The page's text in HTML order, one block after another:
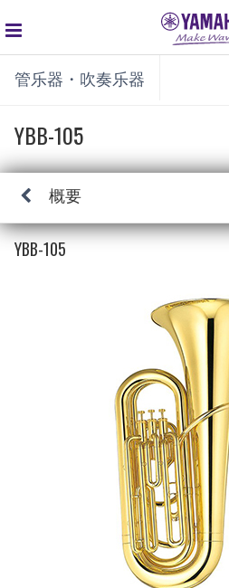
global
navigation
管乐器・吹奏乐器
YBB-105
概要
YBB-105